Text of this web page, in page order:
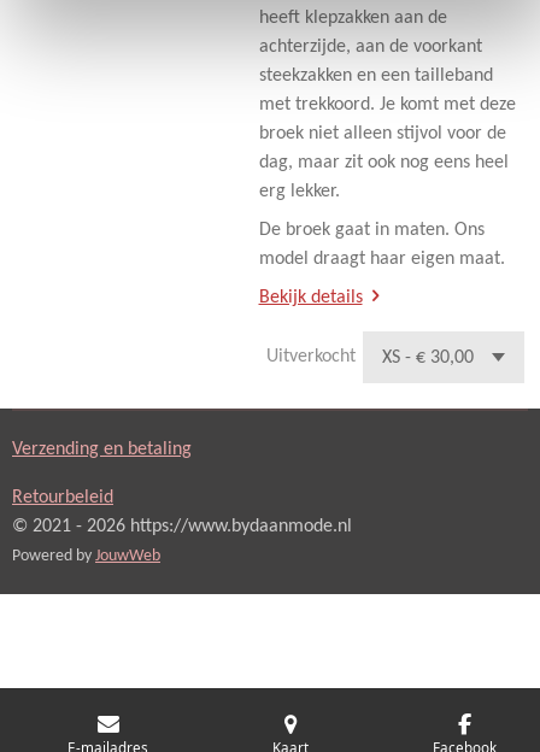
heeft klepzakken aan de
achterzijde, aan de voorkant
steekzakken en een tailleband
met trekkoord. Je komt met deze
broek niet alleen stijvol voor de
dag, maar zit ook nog eens heel
erg lekker.
De broek gaat in maten. Ons
model draagt haar eigen maat.
Bekijk details
Uitverkocht
Verzending en betaling
Retourbeleid
© 2021 - 2026 https://www.bydaanmode.nl
Powered by JouwWeb
E-mailadres Kaart Facebook